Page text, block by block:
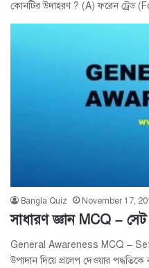
কোনটির উদাহরণ ? (A) ফরেন ট্রেড
Bangla Quiz November 17,
সাধারণ জ্ঞান MCQ –
General Awareness MCQ – Set
উপাদান দিয়ে প্রলেপ দেওয়ার